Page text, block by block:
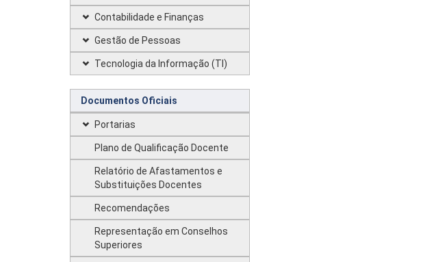
Contabilidade e Finanças
Gestão de Pessoas
Tecnologia da Informação (TI)
Documentos Oficiais
Portarias
Plano de Qualificação Docente
Relatório de Afastamentos e
Substituições Docentes
Recomendações
Representação em Conselhos
Superiores